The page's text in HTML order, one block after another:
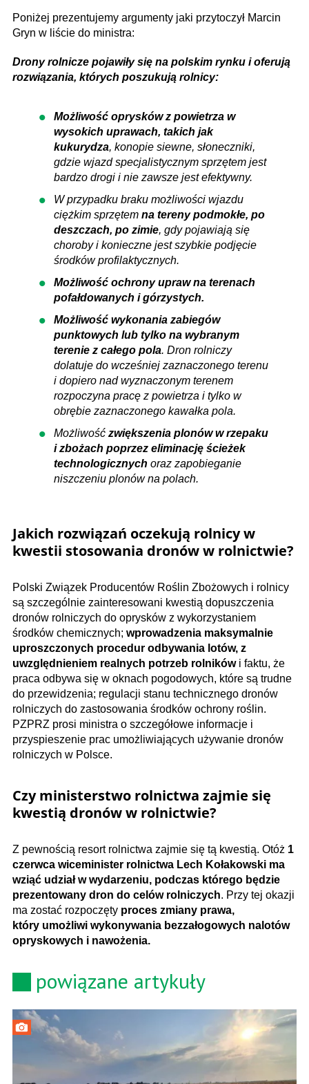
Poniżej prezentujemy argumenty jaki przytoczył Marcin
Gryn w liście do ministra:
Drony rolnicze pojawiły się na polskim rynku i oferują
rozwiązania, których poszukują rolnicy:
Możliwość oprysków z powietrza w
wysokich uprawach, takich jak
kukurydza, konopie siewne, słoneczniki,
gdzie wjazd specjalistycznym sprzętem jest
bardzo drogi i nie zawsze jest efektywny.
W przypadku braku możliwości wjazdu
ciężkim sprzętem na tereny podmokłe, po
deszczach, po zimie, gdy pojawiają się
choroby i konieczne jest szybkie podjęcie
środków profilaktycznych.
Możliwość ochrony upraw na terenach
pofałdowanych i górzystych.
Możliwość wykonania zabiegów
punktowych lub tylko na wybranym
terenie z całego pola. Dron rolniczy
dolatuje do wcześniej zaznaczonego terenu
i dopiero nad wyznaczonym terenem
rozpoczyna pracę z powietrza i tylko w
obrębie zaznaczonego kawałka pola.
Możliwość zwiększenia plonów w rzepaku
i zbożach poprzez eliminację ścieżek
technologicznych oraz zapobieganie
niszczeniu plonów na polach.
Jakich rozwiązań oczekują rolnicy w
kwestii stosowania dronów w rolnictwie?
Polski Związek Producentów Roślin Zbożowych i rolnicy
są szczególnie zainteresowani kwestią dopuszczenia
dronów rolniczych do oprysków z wykorzystaniem
środków chemicznych; wprowadzenia maksymalnie
uproszczonych procedur odbywania lotów, z
uwzględnieniem realnych potrzeb rolnikówi faktu, że
praca odbywa się w oknach pogodowych, które są trudne
do przewidzenia; regulacji stanu technicznego dronów
rolniczych do zastosowania środków ochrony roślin.
PZPRZ prosi ministra o szczegółowe informacje i
przyspieszenie prac umożliwiających używanie dronów
rolniczych w Polsce.
Czy ministerstwo rolnictwa zajmie się
kwestią dronów w rolnictwie?
Z pewnością resort rolnictwa zajmie się tą kwestią. Otóż 1
czerwca wiceminister rolnictwa Lech Kołakowski ma
wziąć udział w wydarzeniu, podczas którego będzie
prezentowany dron do celów rolniczych. Przy tej okazji
ma zostać rozpoczęty proces zmiany prawa,
który umożliwi wykonywania bezzałogowych nalotów
opryskowych i nawożenia.
powiązane artykuły